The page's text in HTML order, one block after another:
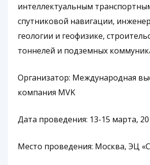
интеллектуальным
спутниковой навигации,
геологии и геофизике,
тоннелей и подземных
Организатор: Международная
компания MVK
Дата проведения: 13-15 марта,
Место проведения: Москва, ЭЦ